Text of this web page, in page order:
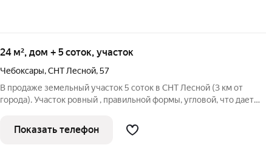
24 м², дом + 5 соток, участок
Чебоксары,СНТ Лесной,57
В продаже земельный участок 5 соток в СНТ Лесной (3 км от
города). Участок ровный , правильной формы, угловой, что дает
использование при постройке. Установлена утепленная бытовка,
заведено
Показать телефон